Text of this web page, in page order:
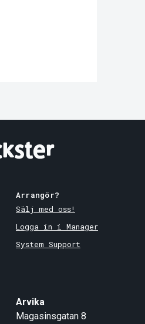
Arrangör?
Sälj med oss!
Logga in i Manager
System Support
Arvika
Magasinsgatan 8